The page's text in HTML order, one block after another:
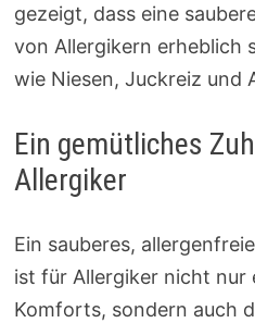
gezeigt, dass eine
von Allergikern erheblich
wie Niesen, Juckreiz und
Ein gemütliches
Allergiker
Ein sauberes,
ist für Allergiker nicht nur
Komforts, sondern auch